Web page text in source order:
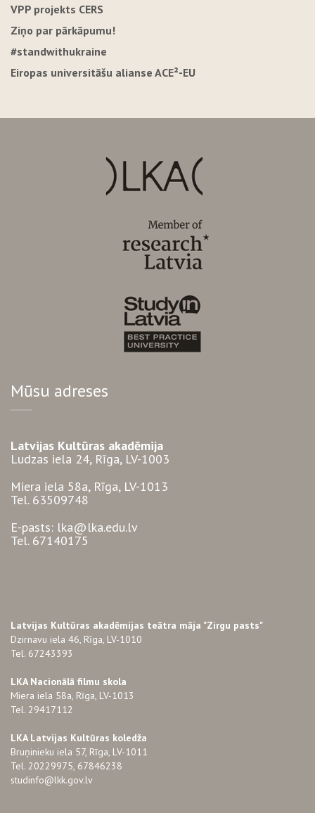
VPP projekts CERS
Ziņo par pārkāpumu!
#standwithukraine
Eiropas universitāšu alianse ACE²-EU
Mūsu adreses
Latvijas Kultūras akadēmija
Ludzas iela 24, Rīga, LV-1003
Miera iela 58a, Rīga, LV-1013
Tel. 63509748
E-pasts: lka@lka.edu.lv
Tel. 67140175
Latvijas Kultūras akadēmijas teātra māja "Zirgu pasts"
Dzirnavu iela 46, Rīga, LV-1010
Tel. 67243393
LKA Nacionālā filmu skola
Miera iela 58a, Rīga, LV-1013
Tel. 29417112
LKA Latvijas Kultūras koledža
Bruņinieku iela 57, Rīga, LV-1011
Tel. 20229975, 67846238
studinfo@lkk.gov.lv